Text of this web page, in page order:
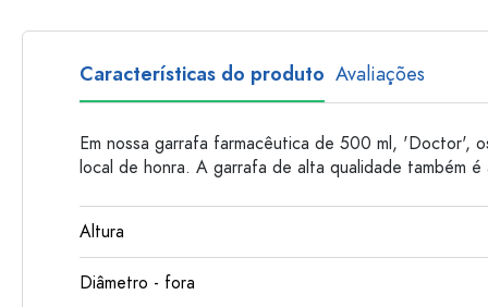
Características do produto Avaliações
Em nossa garrafa farmacêutica de 500 ml, 'Doctor',
local de honra. A garrafa de alta qualidade também é
Altura
Diâmetro - fora